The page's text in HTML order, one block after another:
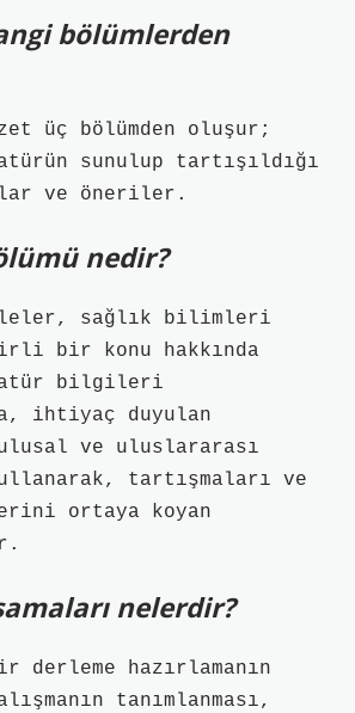
bölümlerden
üç bölümden oluşur;
sunulup tartışıldığı
ve öneriler.
nedir?
sağlık bilimleri
bir konu hakkında
bilgileri
ihtiyaç duyulan
ve uluslararası
tartışmaları ve
ortaya koyan
nelerdir?
derleme hazırlamanın
tanımlanması,